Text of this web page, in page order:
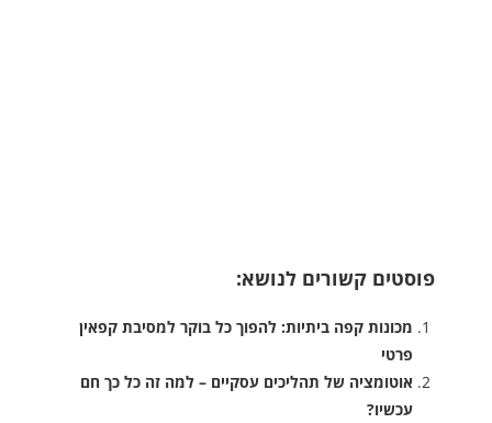
פוסטים קשורים לנושא:
מכונות קפה ביתיות: להפוך כל בוקר למסיבת קפאין
פרטי
אוטומציה של תהליכים עסקיים – למה זה כל כך חם
עכשיו?